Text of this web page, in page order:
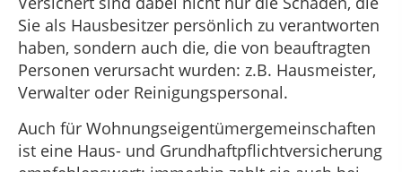
Sie als Hausbesitzer persönlich zu verantworten
haben, sondern auch die, die von beauftragten
Personen verursacht wurden: z.B. Hausmeister,
Verwalter oder Reinigungspersonal.
Auch für Wohnungseigentümergemeinschaften
ist eine Haus- und Grundhaftpflichtversicherung